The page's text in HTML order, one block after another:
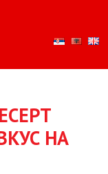
НА